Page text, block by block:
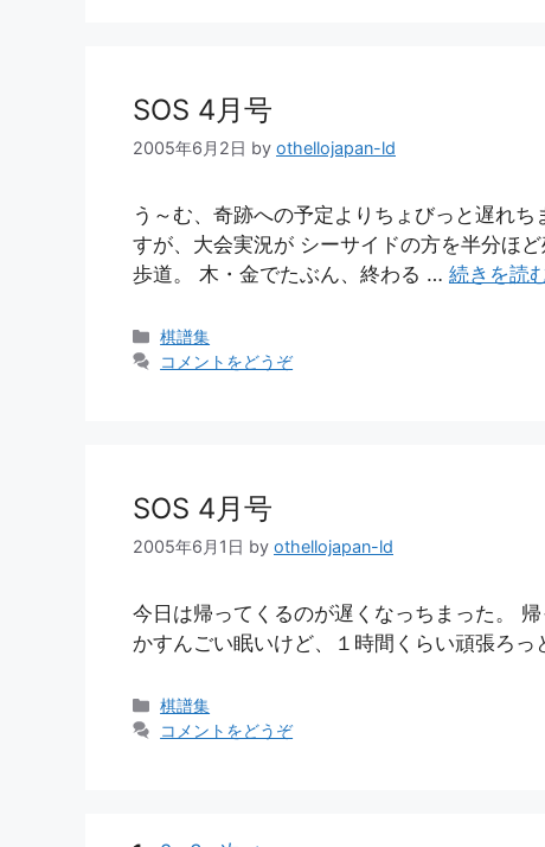
SOS 4月号
2005年6月2日 by othellojapan-ld
う～む、奇跡への予定よりちょびっと遅れ
すが、大会実況が シーサイドの方を半分ほ
歩道。 木・金でたぶん、終わる … 続きを読
カ
テ
棋譜集
コメントをどうぞ
SOS 4月号
2005年6月1日 by othellojapan-ld
今日は帰ってくるのが遅くなっちまった。
かすんごい眠いけど、１時間くらい頑張ろっ
カ
テ
棋譜集
コメントをどうぞ